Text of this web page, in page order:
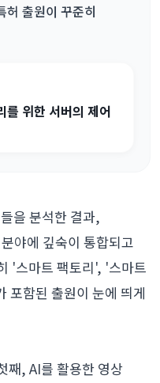
허 출원이 꾸준히
를 위한 서버의 제어
을 분석한 결과,
야에 깊숙이 통합되고
'스마트 팩토리', '스마트
포함된 출원이 눈에 띄게
째, AI를 활용한 영상